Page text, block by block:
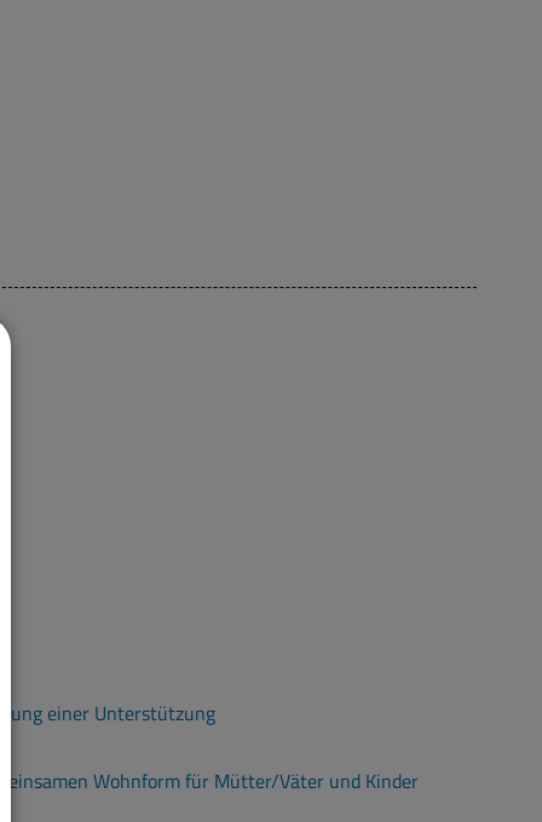
einer Unterstützung
Wohnform für Mütter/Väter und Kinder